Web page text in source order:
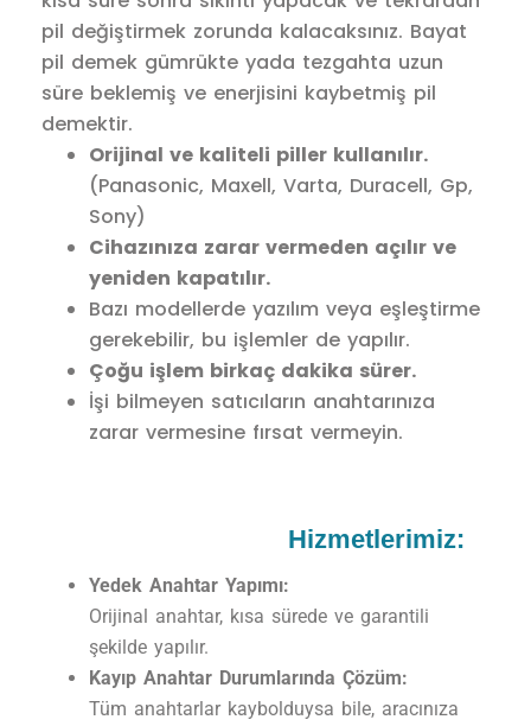
pil değiştirmek zorunda kalacaksınız. Bayat
pil demek gümrükte yada tezgahta uzun
süre beklemiş ve enerjisini kaybetmiş pil
demektir.
Orijinal ve kaliteli piller kullanılır.
(Panasonic, Maxell, Varta, Duracell, Gp,
Sony)
Cihazınıza zarar vermeden açılır ve
yeniden kapatılır.
Bazı modellerde yazılım veya eşleştirme
gerekebilir, bu işlemler de yapılır.
Çoğu işlem birkaç dakika sürer.
İşi bilmeyen satıcıların anahtarınıza
zarar vermesine fırsat vermeyin.
Hizmetlerimiz:
Yedek Anahtar Yapımı:
Orijinal anahtar, kısa sürede ve garantili
şekilde yapılır.
Kayıp Anahtar Durumlarında Çözüm:
Tüm anahtarlar kaybolduysa bile, aracınıza